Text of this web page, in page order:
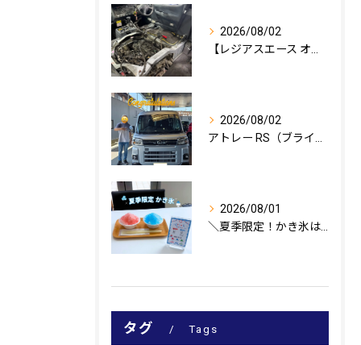
2026/08/02
2026/08/02
2026/08/01
タグ Tags